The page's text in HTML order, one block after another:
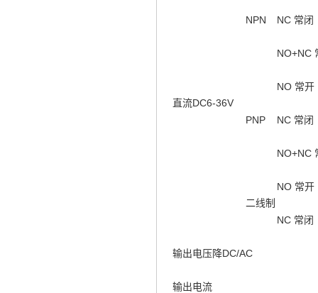
直流DC6-36V
NPN NC 常闭
NO+NC
PNP
NO 常开
NC 常闭
NO+NC
二线制
NO 常开
NC 常闭
输出电压降DC/AC
输出电流